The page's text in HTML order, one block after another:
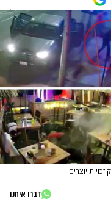
דברו איתנו